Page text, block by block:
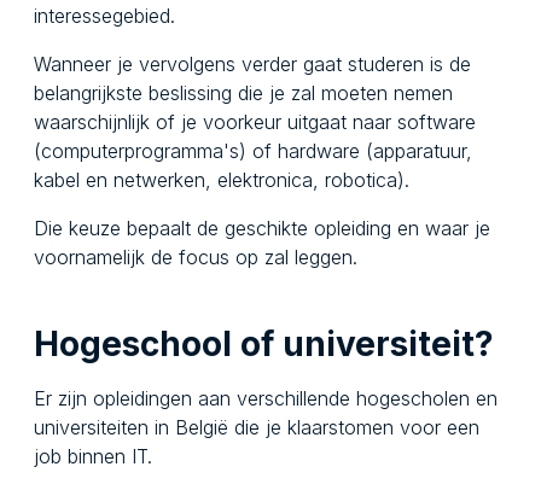
interessegebied.
Wanneer je vervolgens verder gaat studeren is de
belangrijkste beslissing die je zal moeten nemen
waarschijnlijk of je voorkeur uitgaat naar software
(computerprogramma's) of hardware (apparatuur,
kabel en netwerken, elektronica, robotica).
Die keuze bepaalt de geschikte opleiding en waar je
voornamelijk de focus op zal leggen.
Hogeschool of universiteit?
Er zijn opleidingen aan verschillende hogescholen en
universiteiten in België die je klaarstomen voor een
job binnen IT.